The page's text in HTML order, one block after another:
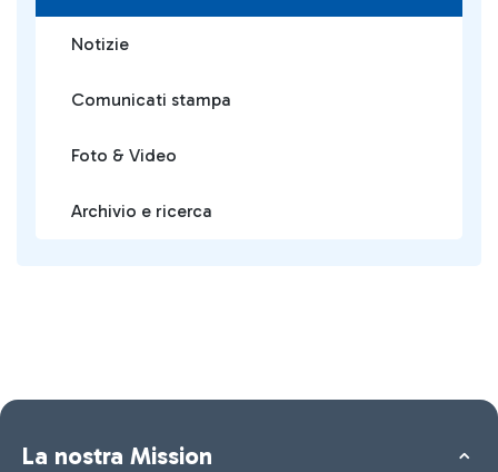
Notizie
Comunicati stampa
Foto & Video
Archivio e ricerca
La nostra Mission